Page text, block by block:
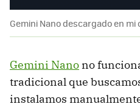
Gemini Nano descargado en
Gemini Nano no
tradicional que
instalamos